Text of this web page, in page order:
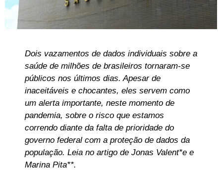
Dois vazamentos de dados individuais sobre a
saúde de milhões de brasileiros tornaram-se
públicos nos últimos dias. Apesar de
inaceitáveis e chocantes, eles servem como
um alerta importante, neste momento de
pandemia, sobre o risco que estamos
correndo diante da falta de prioridade do
governo federal com a proteção de dados da
população. Leia no artigo de Jonas Valent*e e
Marina Pita**.